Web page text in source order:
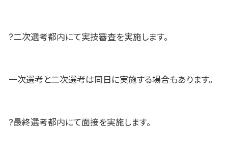
?二次選考都内にて実技審査を実施します。
一次選考と二次選考は同日に実施する場合もあります。
?最終選考都内にて面接を実施します。